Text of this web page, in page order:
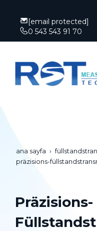
[email protected]
0 543 543 91 70
ana sayfa
präzisions-
Präzisions-